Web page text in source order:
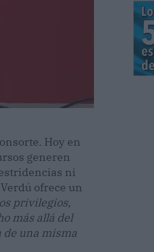
Hoy en
generen
ni
ofrece un
privilegios,
más allá del
de una misma